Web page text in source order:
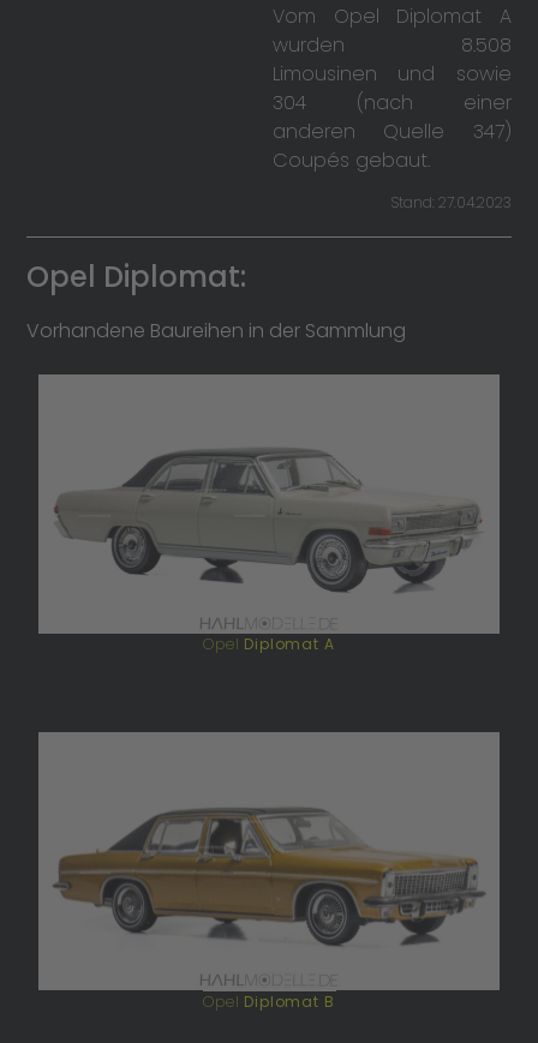
Vom Opel Diplomat A
wurden 8.508
Limousinen und sowie
304 (nach einer
anderen Quelle 347)
Coupés gebaut.
Stand: 27.04.2023
Opel Diplomat:
Vorhandene Baureihen in der Sammlung
Opel Diplomat A
Opel Diplomat B